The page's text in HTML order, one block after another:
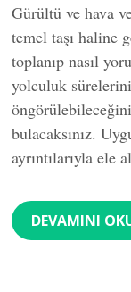
Gürültü ve hava
temel taşı haline
toplanıp nasıl
yolculuk
bulacaksınız.
ayrıntılarıyla ele
DEVAMINI